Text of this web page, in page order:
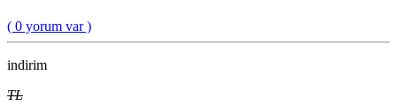
( 0 yorum var )
indirim
TL